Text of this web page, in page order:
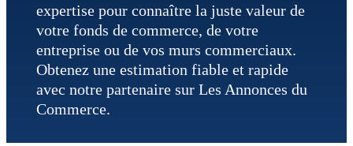
expertise pour connaître la juste valeur de
votre fonds de commerce, de votre
entreprise ou de vos murs commerciaux.
Obtenez une estimation fiable et rapide
avec notre partenaire sur Les Annonces du
Commerce.